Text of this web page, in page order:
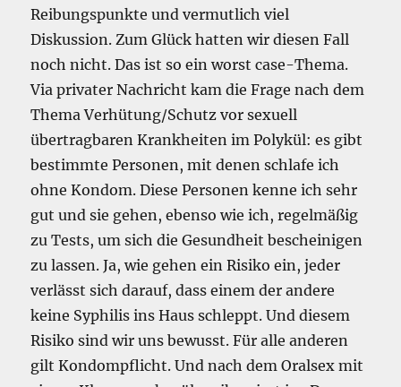
Reibungspunkte und vermutlich viel
Diskussion. Zum Glück hatten wir diesen Fall
noch nicht. Das ist so ein worst case-Thema.
Via privater Nachricht kam die Frage nach dem
Thema Verhütung/Schutz vor sexuell
übertragbaren Krankheiten im Polykül: es gibt
bestimmte Personen, mit denen schlafe ich
ohne Kondom. Diese Personen kenne ich sehr
gut und sie gehen, ebenso wie ich, regelmäßig
zu Tests, um sich die Gesundheit bescheinigen
zu lassen. Ja, wie gehen ein Risiko ein, jeder
verlässt sich darauf, dass einem der andere
keine Syphilis ins Haus schleppt. Und diesem
Risiko sind wir uns bewusst. Für alle anderen
gilt Kondompflicht. Und nach dem Oralsex mit